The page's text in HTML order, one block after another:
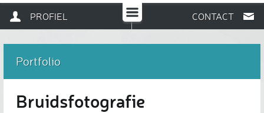
PROFIEL CONTACT
Portfolio
Bruidsfotografie